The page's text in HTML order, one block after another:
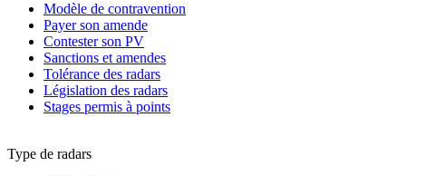
Modèle de contravention
Payer son amende
Contester son PV
Sanctions et amendes
Tolérance des radars
Législation des radars
Stages permis à points
Type de radars